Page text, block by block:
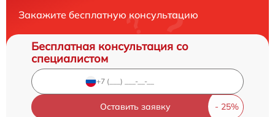
Закажите бесплатную консультацию
Бесплатная консультация со
специалистом
Оставить заявку